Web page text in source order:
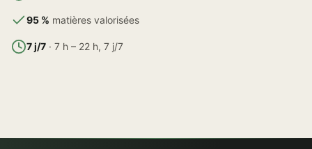
95 % matières valorisées
7 j/7 · 7 h – 22 h, 7 j/7